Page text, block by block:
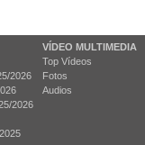
2026
2026
VÍDEO MULTIMEDIA
Top Vídeos
Fotos
Audios